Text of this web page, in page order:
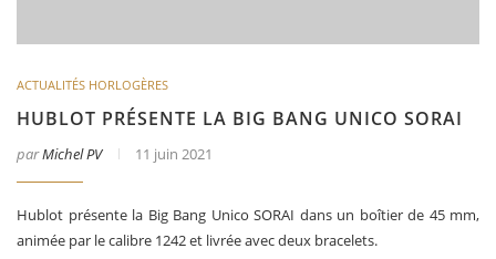
ACTUALITÉS HORLOGÈRES
HUBLOT PRÉSENTE LA BIG BANG UNICO SORAI
parMichel PV 11 juin 2021
Hublot présente la Big Bang Unico SORAI dans un boîtier de 45 mm,
animée par le calibre 1242 et livrée avec deux bracelets.